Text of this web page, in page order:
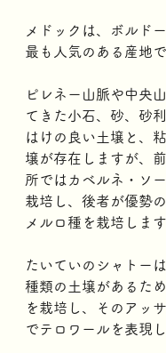
メドックは、ボルド
最も人気のある産地で
ピレネー山脈や中央
てきた小石、砂、砂
はけの良い土壌と、
壌が存在しますが、
所ではカベルネ・ソ
栽培し、後者が優勢
メルロ種を栽培します
たいていのシャトー
種類の土壌があるた
を栽培し、そのアッ
でテロワールを表現